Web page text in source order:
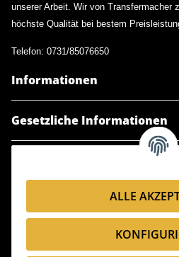
ALLE
unserer Arbeit. Wir von Transfermacher
höchste Qualität bei bestem
Telefon: 0731/85076650
Informationen
Gesetzliche Informationen